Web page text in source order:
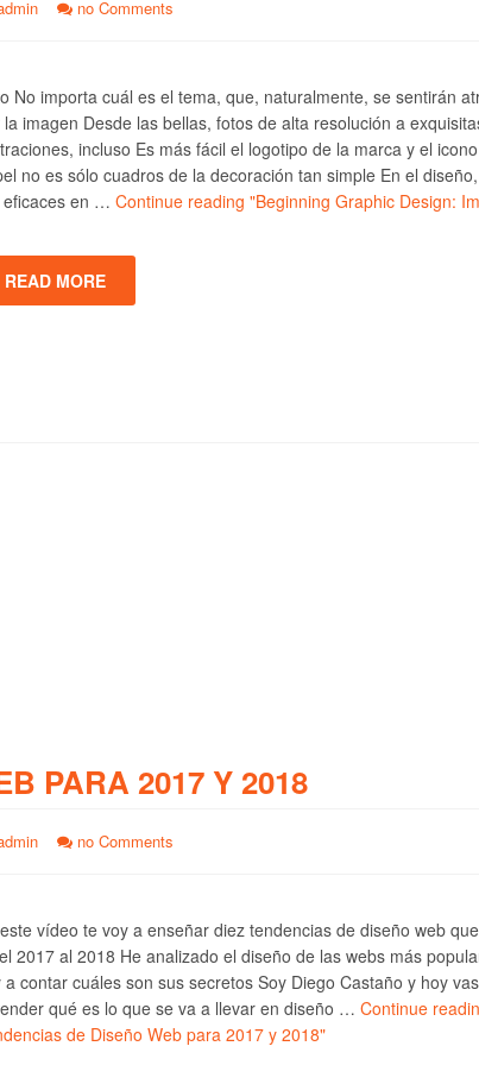
no Comments
No importa cuál es el tema, que, naturalmente, se sentirán
imagen Desde las bellas, fotos de alta resolución a
incluso Es más fácil el logotipo de la marca y el
no es sólo cuadros de la decoración tan simple En el
eficaces en … Continue reading "Beginning Graphic Design:
READ MORE
PARA 2017 Y 2018
no Comments
vídeo te voy a enseñar diez tendencias de diseño web
2017 al 2018 He analizado el diseño de las webs más
a contar cuáles son sus secretos Soy Diego Castaño y hoy
qué es lo que se va a llevar en diseño … Continue
de Diseño Web para 2017 y 2018"